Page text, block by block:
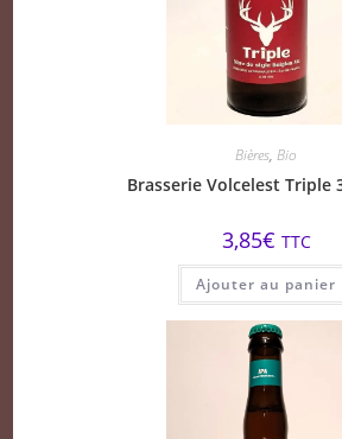
Bières, Bio
Brasserie Volcelest Triple
3,85€ TTC
Ajouter au panier